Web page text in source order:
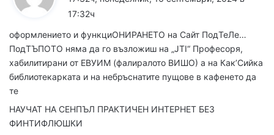
:
17:32ч
оформлението и функциОНИРАНЕТО на Сайт ПодТеЛе…
ПодТЪПОТО няма да го възложиш на „JTI“ Професоря,
хабилитирани от ЕВУИМ (фалиралото ВИШО) а на Как’Сийка
библиотекарката и на небръснатите пущове в кафенето да
те
НАУЧАТ НА СЕНПЪЛ ПРАКТИЧЕН ИНТЕРНЕТ БЕЗ
ФИНТИФЛЮШКИ